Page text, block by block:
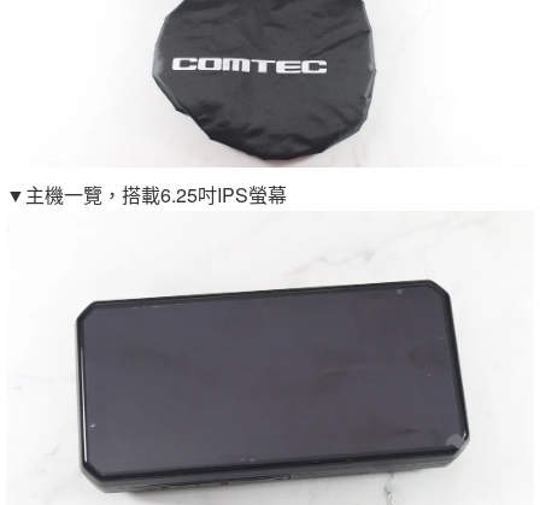
▼主機一覽，搭載6.25吋IPS螢幕